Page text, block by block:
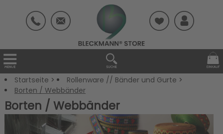
Startseite > Rollenware // Bänder und Gurte >
Borten / Webbänder
Borten / Webbänder